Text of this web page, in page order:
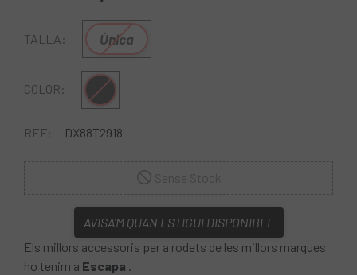
TALLA: Única
COLOR: Multi
REF: DX88T2918
AVISA'M QUAN ESTIGUI DISPONIBLE
Els millors accessoris per a rodets de les millors marques
ho tenim a Escapa .